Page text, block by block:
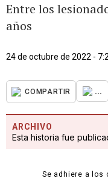
Entre los
años
24 de octubre de 2022 -
COMPARTIR ...
ARCHIVO
Esta historia fue
Se adhiere a los